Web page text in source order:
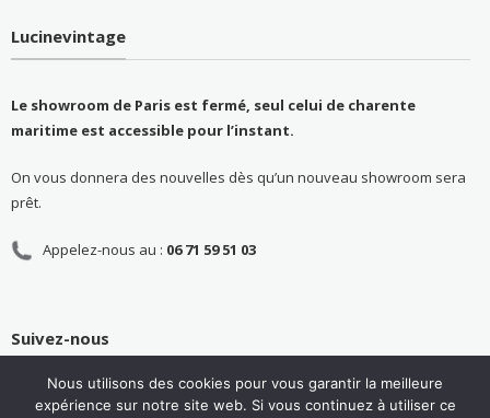
Lucinevintage
Le showroom de Paris est fermé, seul celui de charente
maritime est accessible pour l’instant.
On vous donnera des nouvelles dès qu’un nouveau showroom sera
prêt.
Appelez-nous au : 06 71 59 51 03
Suivez-nous
Nous utilisons des cookies pour vous garantir la meilleure
expérience sur notre site web. Si vous continuez à utiliser ce